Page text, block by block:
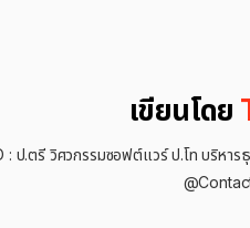
เขียนโดย
: ป.ตรี วิศวกรรมซอฟต์แวร์ ป.โท บริหา